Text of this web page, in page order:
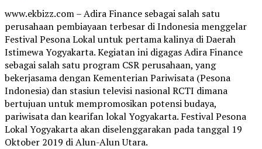
www.ekbizz.com – Adira Finance sebagai salah satu
perusahaan pembiayaan terbesar di Indonesia menggelar
Festival Pesona Lokal untuk pertama kalinya di Daerah
Istimewa Yogyakarta. Kegiatan ini digagas Adira Finance
sebagai salah satu program CSR perusahaan, yang
bekerjasama dengan Kementerian Pariwisata (Pesona
Indonesia) dan stasiun televisi nasional RCTI dimana
bertujuan untuk mempromosikan potensi budaya,
pariwisata dan kearifan lokal Yogyakarta. Festival Pesona
Lokal Yogyakarta akan diselenggarakan pada tanggal 19
Oktober 2019 di Alun-Alun Utara.